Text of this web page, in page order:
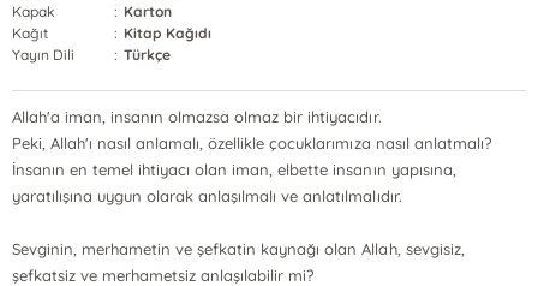
Kapak
: Karton
Kağıt
: Kitap Kağıdı
Yayın Dili
: Türkçe
Allah'a iman, insanın olmazsa olmaz bir ihtiyacıdır.
Peki, Allah'ı nasıl anlamalı, özellikle çocuklarımıza nasıl anlatmalı?
İnsanın en temel ihtiyacı olan iman, elbette insanın yapısına,
yaratılışına uygun olarak anlaşılmalı ve anlatılmalıdır.
Sevginin, merhametin ve şefkatin kaynağı olan Allah, sevgisiz,
şefkatsiz ve merhametsiz anlaşılabilir mi?